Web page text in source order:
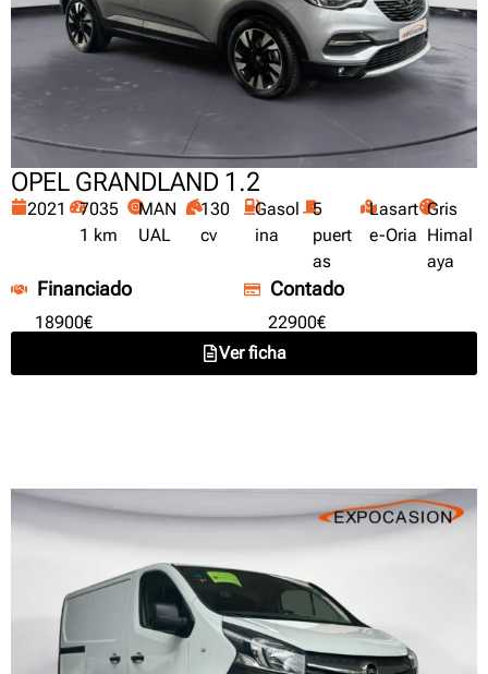
OPEL GRANDLAND 1.2
2021
7035
1 km
MAN
UAL
130
cv
Gasol
ina
5
puert
as
Lasart
e-Oria
Gris
Himal
aya
Financiado
18900€
Contado
22900€
Ver ficha